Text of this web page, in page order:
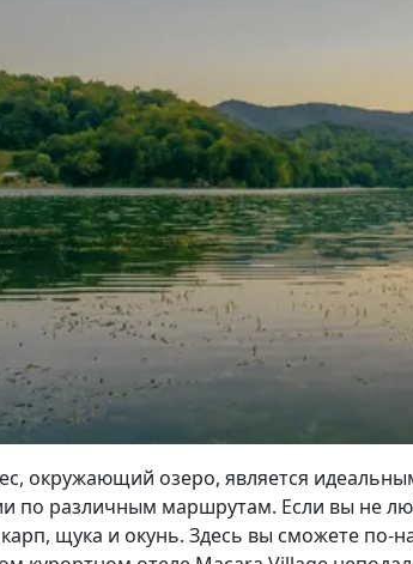
окружающий озеро, является
по различным маршрутам. Если вы не
щука и окунь. Здесь вы сможете по-